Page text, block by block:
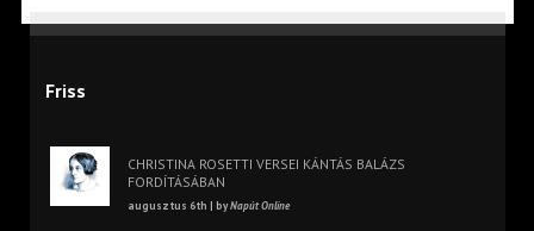
Friss
CHRISTINA ROSETTI VERSEI KÁNTÁS BALÁZS
FORDÍTÁSÁBAN
augusztus 6th | byNapút Online